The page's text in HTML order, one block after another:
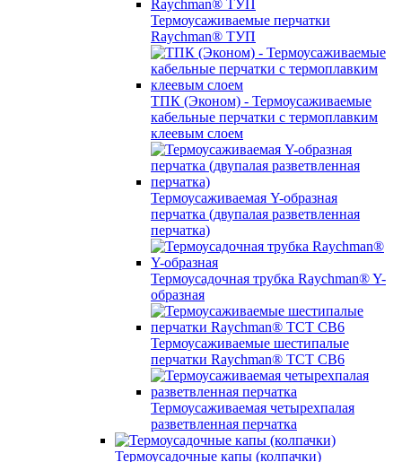
Термоусаживаемые перчатки
Raychman® ТУП
ТПК (Эконом) - Термоусаживаемые
кабельные перчатки с термоплавким
клеевым слоем
Термоусаживаемая Y-образная
перчатка (двупалая разветвленная
перчатка)
Термоусадочная трубка Raychman® Y-
образная
Термоусаживаемые шестипалые
перчатки Raychman® ТСТ СВ6
Термоусаживаемая четырехпалая
разветвленная перчатка
Термоусадочные капы (колпачки)